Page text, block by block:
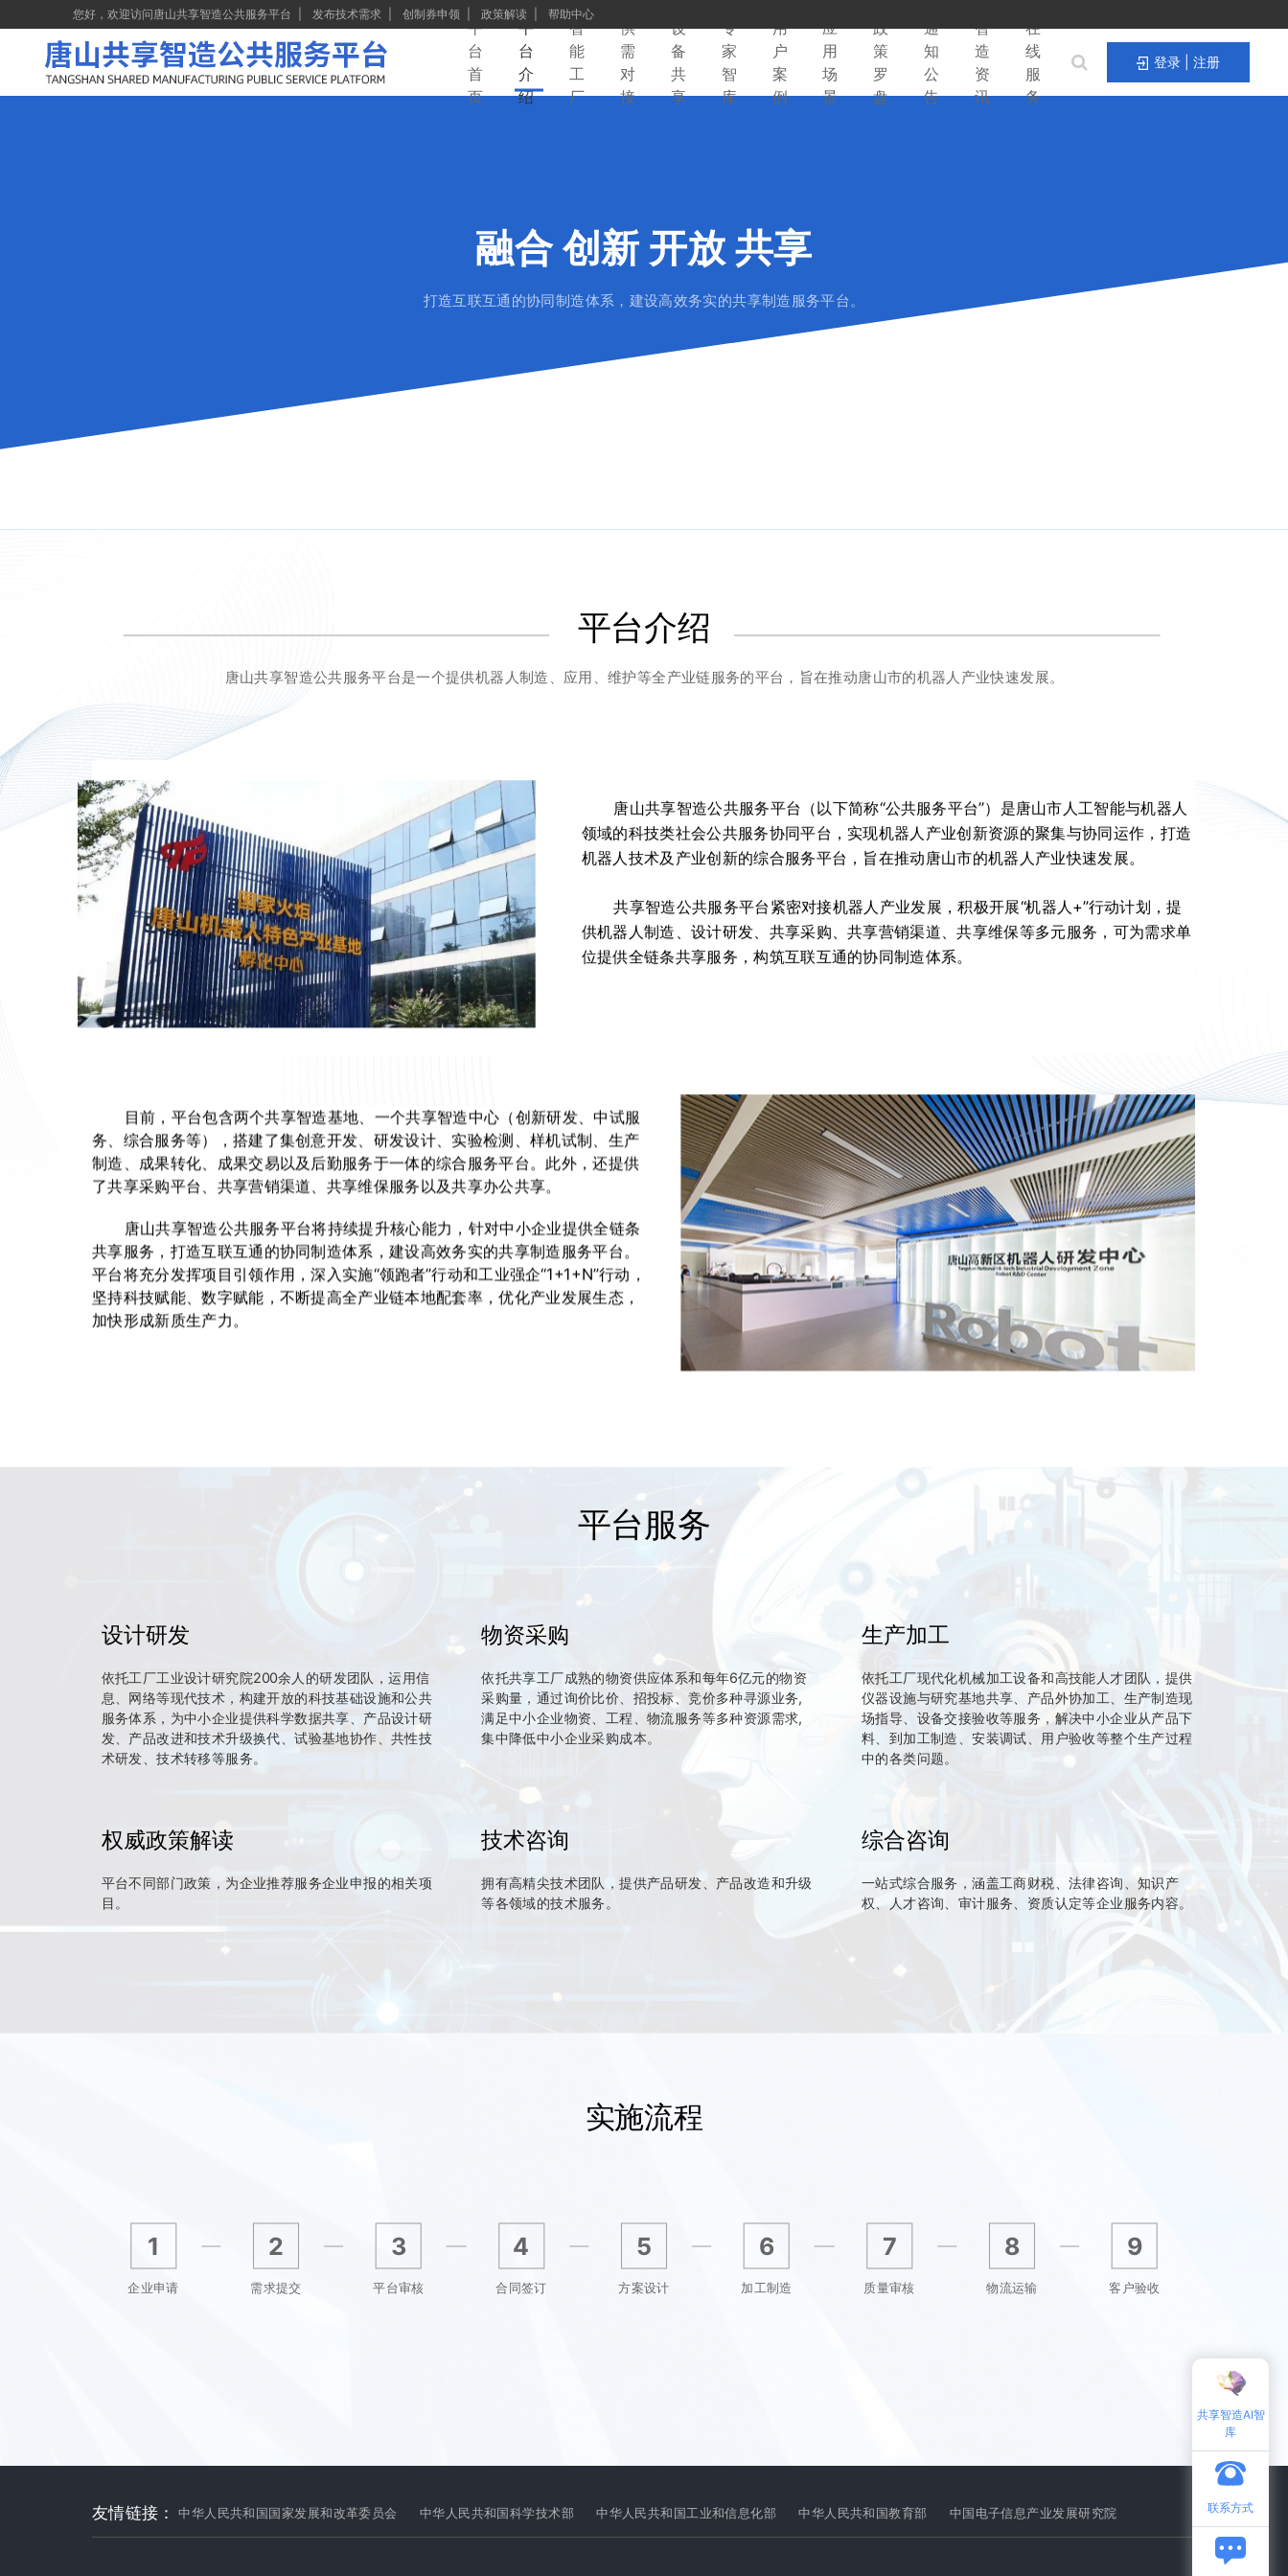
您好，欢迎访问唐山共享智造公共服务平台 发布技术需求 创制券申领 政策解读 帮助中心
平
台
首
页
平
台
介
绍
智
能
工
厂
供
需
对
接
设
备
共
享
专
家
智
库
用
户
案
例
应
用
场
景
政
策
罗
盘
通
知
公
告
智
造
资
讯
在
线
服
务
登录 | 注册
融合 创新 开放 共享
打造互联互通的协同制造体系，建设高效务实的共享制造服务平台。
唐山共享智造公共服务平台（以下简称“公共服务平台”）是唐山市人工智能与机器人
领域的科技类社会公共服务协同平台，实现机器人产业创新资源的聚集与协同运作，打造
机器人技术及产业创新的综合服务平台，旨在推动唐山市的机器人产业快速发展。
共享智造公共服务平台紧密对接机器人产业发展，积极开展“机器人+”行动计划，提
供机器人制造、设计研发、共享采购、共享营销渠道、共享维保等多元服务，可为需求单
位提供全链条共享服务，构筑互联互通的协同制造体系。
唐山共享智造公共服务平台是一个提供机器人制造、应用、维护等全产业链服务的平台，旨在推动唐山市的机器人产业快速发展。
平台介绍
目前，平台包含两个共享智造基地、一个共享智造中心（创新研发、中试服
务、综合服务等），搭建了集创意开发、研发设计、实验检测、样机试制、生产
制造、成果转化、成果交易以及后勤服务于一体的综合服务平台。此外，还提供
了共享采购平台、共享营销渠道、共享维保服务以及共享办公共享。
唐山共享智造公共服务平台将持续提升核心能力，针对中小企业提供全链条
共享服务，打造互联互通的协同制造体系，建设高效务实的共享制造服务平台。
平台将充分发挥项目引领作用，深入实施“领跑者”行动和工业强企“1+1+N”行动，
坚持科技赋能、数字赋能，不断提高全产业链本地配套率，优化产业发展生态，
加快形成新质生产力。
平台服务
设计研发
依托工厂工业设计研究院200余人的研发团队，运用信
息、网络等现代技术，构建开放的科技基础设施和公共
服务体系，为中小企业提供科学数据共享、产品设计研
发、产品改进和技术升级换代、试验基地协作、共性技
术研发、技术转移等服务。
物资采购
依托共享工厂成熟的物资供应体系和每年6亿元的物资
采购量，通过询价比价、招投标、竞价多种寻源业务,
满足中小企业物资、工程、物流服务等多种资源需求,
集中降低中小企业采购成本。
生产加工
依托工厂现代化机械加工设备和高技能人才团队，提供
仪器设施与研究基地共享、产品外协加工、生产制造现
场指导、设备交接验收等服务，解决中小企业从产品下
料、到加工制造、安装调试、用户验收等整个生产过程
中的各类问题。
权威政策解读
平台不同部门政策，为企业推荐服务企业申报的相关项
目。
技术咨询
拥有高精尖技术团队，提供产品研发、产品改造和升级
等各领域的技术服务。
综合咨询
一站式综合服务，涵盖工商财税、法律咨询、知识产
权、人才咨询、审计服务、资质认定等企业服务内容。
实施流程
1
企业申请
2
需求提交
3
平台审核
4
合同签订
5
方案设计
6
加工制造
7
质量审核
8
物流运输
9
客户验收
友情链接： 中华人民共和国国家发展和改革委员会 中华人民共和国科学技术部 中华人民共和国工业和信息化部 中华人民共和国教育部 中国电子信息产业发展研究院
共享智造AI智
库
联系方式